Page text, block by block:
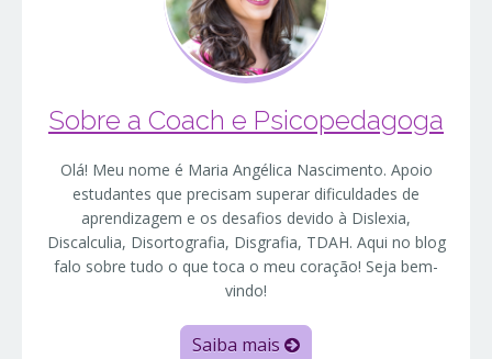
Sobre a Coach e Psicopedagoga
Olá! Meu nome é Maria Angélica Nascimento. Apoio
estudantes que precisam superar dificuldades de
aprendizagem e os desafios devido à Dislexia,
Discalculia, Disortografia, Disgrafia, TDAH. Aqui no blog
falo sobre tudo o que toca o meu coração! Seja bem-
vindo!
Saiba mais